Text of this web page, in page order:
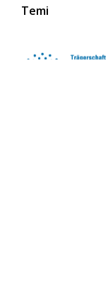
Temi